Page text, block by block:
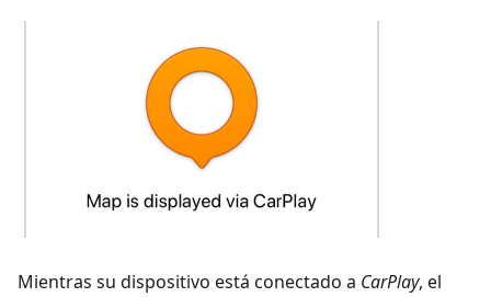
Mientras su dispositivo está conectado a CarPlay, el